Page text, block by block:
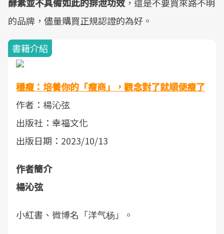
的品牌，儘量購買正規認證的為好。
書籍介紹
穩瘦：培養你的「瘦商」，觀念對了就順便瘦了
作者：楊沁弦
出版社：幸福文化
出版日期：2023/10/13
作者簡介
楊沁弦
小紅書、微博名「洋气杨」。